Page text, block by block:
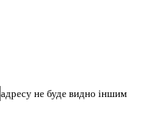
адресу не буде видно іншим